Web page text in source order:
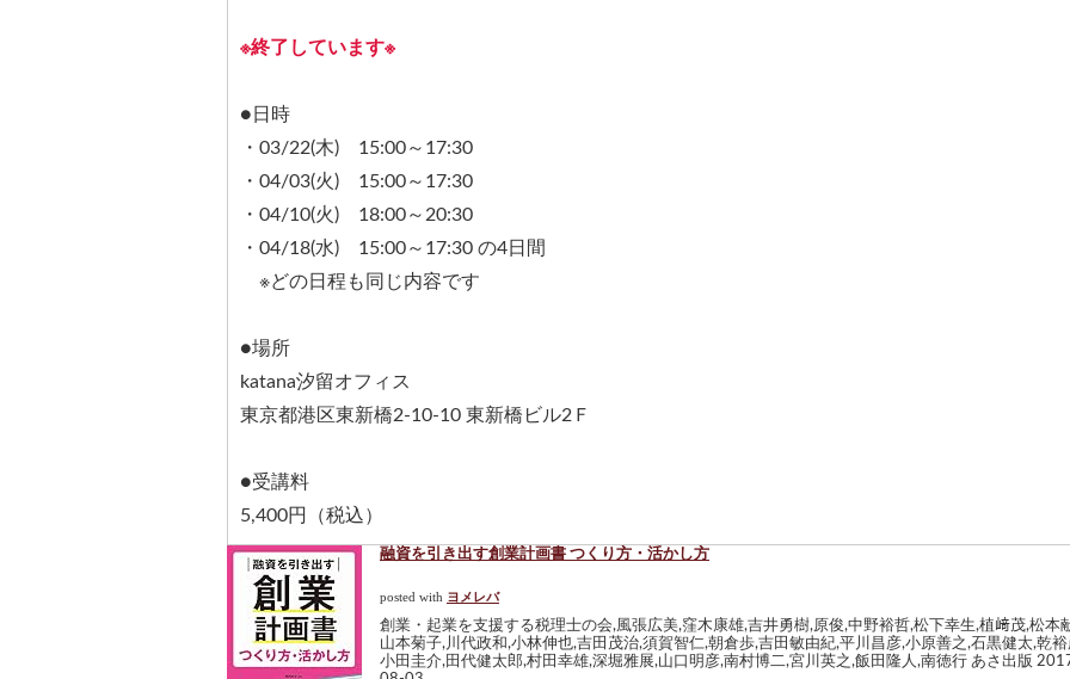
※終了しています※
●日時
・03/22(木) 15:00～17:30
・04/03(火) 15:00～17:30
・04/10(火) 18:00～20:30
・04/18(水) 15:00～17:30 の4日間
※どの日程も同じ内容です
●場所
katana汐留オフィス
東京都港区東新橋2-10-10 東新橋ビル2Ｆ
●受講料
5,400円（税込）
融資を引き出す創業計画書 つくり方・活かし方
posted with ヨメレバ
創業・起業を支援する税理士の会,風張広美,窪木康雄,吉井勇樹,原俊,中野裕哲,松下幸生,植﨑茂,松本
山本菊子,川代政和,小林伸也,吉田茂治,須賀智仁,朝倉歩,吉田敏由紀,平川昌彦,小原善之,石黒健太,乾裕
小田圭介,田代健太郎,村田幸雄,深堀雅展,山口明彦,南村博二,宮川英之,飯田隆人,南徳行 あさ出版